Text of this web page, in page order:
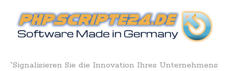
“Signalisieren Sie die Innovation Ihres Unternehmens